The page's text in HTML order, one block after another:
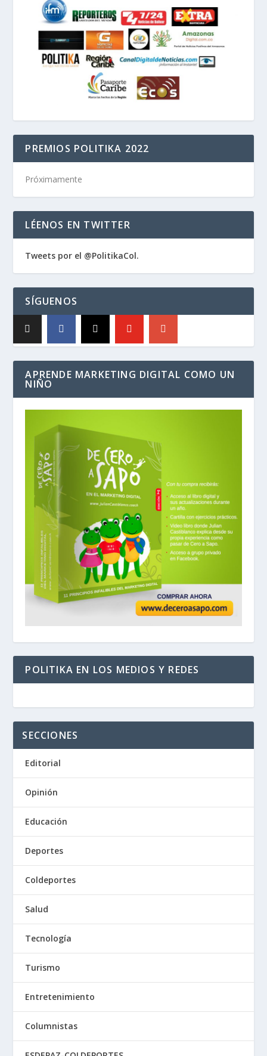
PREMIOS POLITIKA 2022
Próximamente
LÉENOS EN TWITTER
Tweets por el @PolitikaCol.
SÍGUENOS
APRENDE MARKETING DIGITAL COMO UN
NIÑO
POLITIKA EN LOS MEDIOS Y REDES
SECCIONES
Editorial
Opinión
Educación
Deportes
Coldeportes
Salud
Tecnología
Turismo
Entretenimiento
Columnistas